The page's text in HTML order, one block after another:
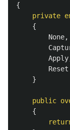
{
private
{
None,
Apply
Reset
}
public
{